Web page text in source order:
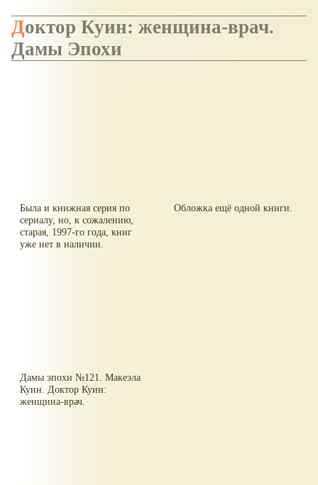
Доктор Куин: женщина-врач.
Дамы Эпохи
Была и книжная серия по
сериалу, но, к сожалению,
старая, 1997-го года, книг
уже нет в наличии.
Обложка ещё одной книги.
Дамы эпохи №121. Макеэла
Куин. Доктор Куин:
женщина-врач.